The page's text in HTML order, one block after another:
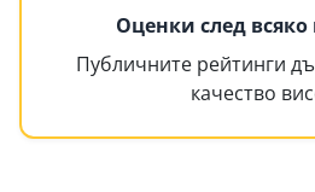
Оценки след
Публичните рейтинги
качество